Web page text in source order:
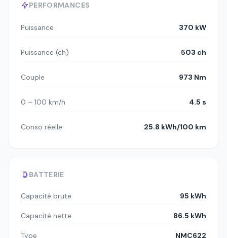
PERFORMANCES
Puissance 370 kW
Puissance (ch) 503 ch
Couple 973 Nm
0 – 100 km/h 4.5 s
Conso réelle 25.8 kWh/100 km
BATTERIE
Capacité brute 95 kWh
Capacité nette 86.5 kWh
Type NMC622